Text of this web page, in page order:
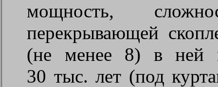
мощность,
перекрывающей
(не менее 8) в ней
30 тыс. лет (под